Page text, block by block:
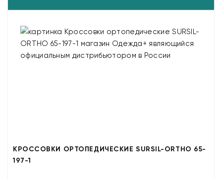
КРОССОВКИ ОРТОПЕДИЧЕСКИЕ SURSIL-ORTHO 65-
197-1